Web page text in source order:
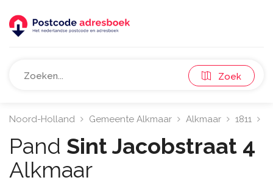
Zoek
Noord-Holland Gemeente Alkmaar Alkmaar 1811
Pand Sint Jacobstraat 4
Alkmaar